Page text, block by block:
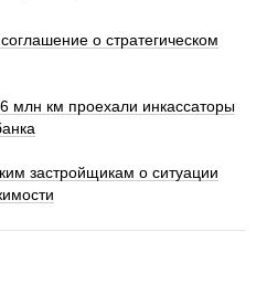
о стратегическом
млн км проехали инкассаторы
застройщикам о ситуации